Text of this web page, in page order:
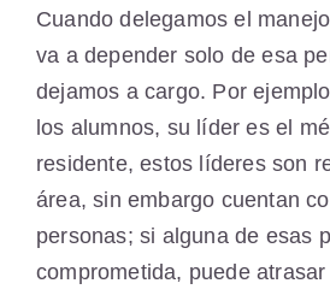
Cuando delegamos el
va a depender solo de esa
dejamos a cargo. Por
los alumnos, su líder es el
residente, estos líderes son
área, sin embargo cuentan
personas; si alguna de esas
comprometida, puede